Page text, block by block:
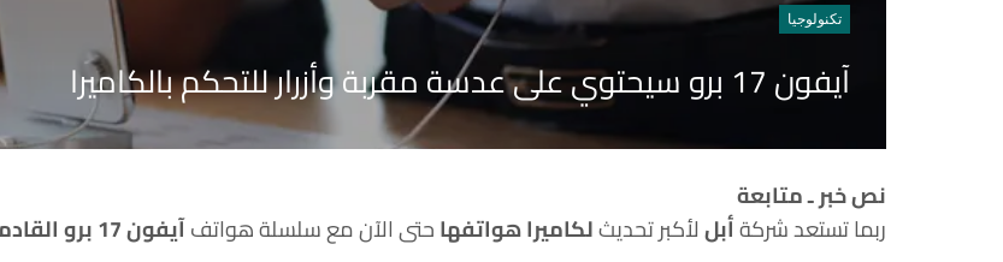
تكنولوجيا
آيفون 17 برو سيحتوي على عدسة مقربة وأزرار للتحكم بالكاميرا
نص خبر ـ متابعة
ربما تستعد شركةأبللأكبر تحديثلكاميرا هواتفهاحتى الآن مع سلسلة هواتفآيفون 17 برو القادمة.